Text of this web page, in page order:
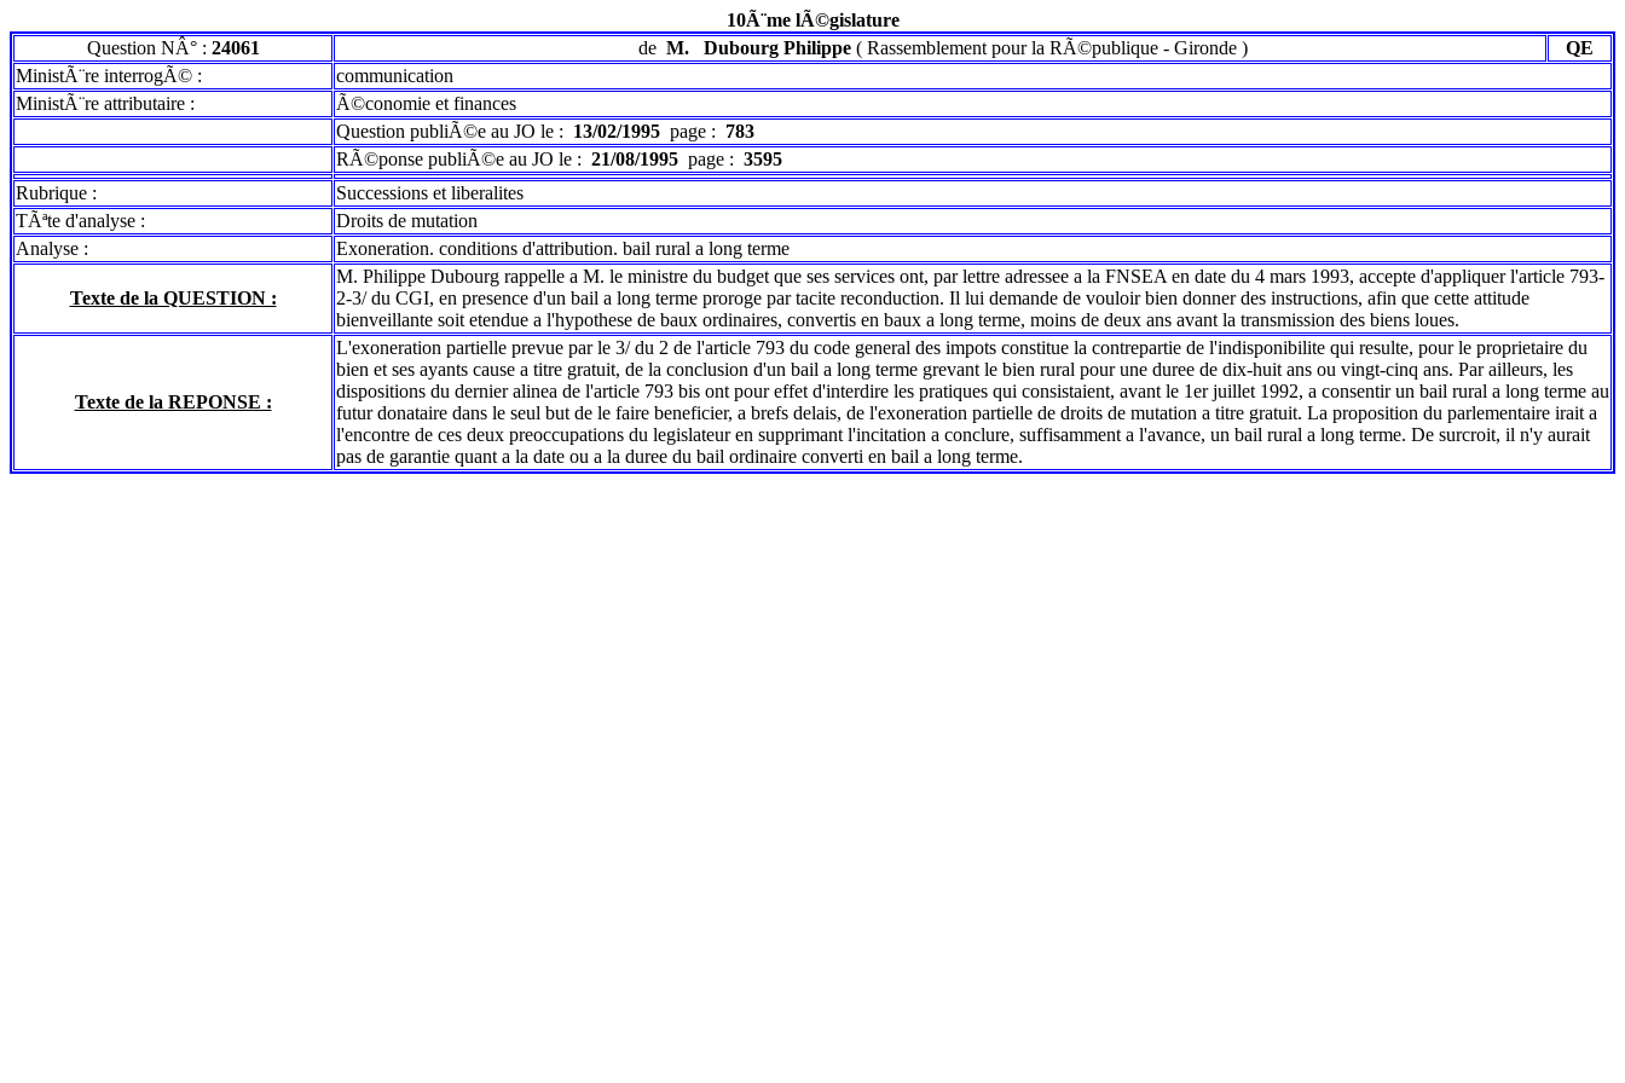
10Ã¨me lÃ©gislature
Question NÂ° : 24061 de M. Dubourg Philippe ( Rassemblement pour la RÃ©publique- Gironde)
QE
MinistÃ¨re interrogÃ© :
communication
MinistÃ¨re attributaire :
Ã©conomie et finances
Question publiÃ©e au JO le : 13/02/1995 page : 783
RÃ©ponse publiÃ©e au JO le : 21/08/1995 page : 3595
Rubrique :
Successions et liberalites
TÃªte d'analyse :
Droits de mutation
Analyse :
Exoneration. conditions d'attribution. bail rural a long terme
Texte de la QUESTION :
M. Philippe Dubourg rappelle a M. le ministre du budget que ses services ont, par lettre adressee a la FNSEA en date du 4 mars 1993, accepte d'appliquer l'article 793-
2-3/ du CGI, en presence d'un bail a long terme proroge par tacite reconduction. Il lui demande de vouloir bien donner des instructions, afin que cette attitude
bienveillante soit etendue a l'hypothese de baux ordinaires, convertis en baux a long terme, moins de deux ans avant la transmission des biens loues.
Texte de la REPONSE :
L'exoneration partielle prevue par le 3/ du 2 de l'article 793 du code general des impots constitue la contrepartie de l'indisponibilite qui resulte, pour le proprietaire du
bien et ses ayants cause a titre gratuit, de la conclusion d'un bail a long terme grevant le bien rural pour une duree de dix-huit ans ou vingt-cinq ans. Par ailleurs, les
dispositions du dernier alinea de l'article 793 bis ont pour effet d'interdire les pratiques qui consistaient, avant le 1er juillet 1992, a consentir un bail rural a long terme au
futur donataire dans le seul but de le faire beneficier, a brefs delais, de l'exoneration partielle de droits de mutation a titre gratuit. La proposition du parlementaire irait a
l'encontre de ces deux preoccupations du legislateur en supprimant l'incitation a conclure, suffisamment a l'avance, un bail rural a long terme. De surcroit, il n'y aurait
pas de garantie quant a la date ou a la duree du bail ordinaire converti en bail a long terme.